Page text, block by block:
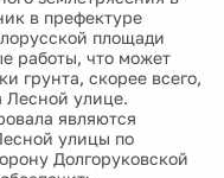
в префектуре
площади
работы, что может
грунта, скорее всего,
Лесной улице.
являются
улицы по
Долгоруковской